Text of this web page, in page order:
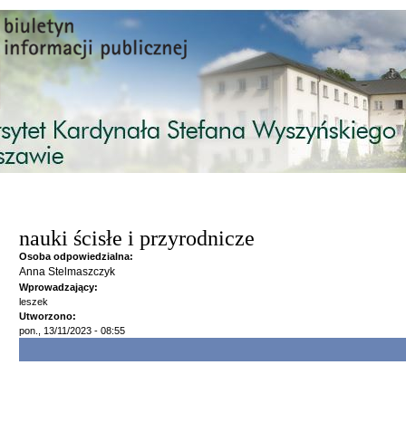
Przejdź do treści
nauki ścisłe i przyrodnicze
Osoba odpowiedzialna:
Anna Stelmaszczyk
Wprowadzający:
leszek
Utworzono:
pon., 13/11/2023 - 08:55